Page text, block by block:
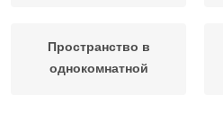
Пространство в
однокомнатной